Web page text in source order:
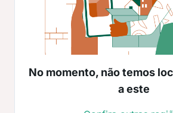
No momento, não temos
a este